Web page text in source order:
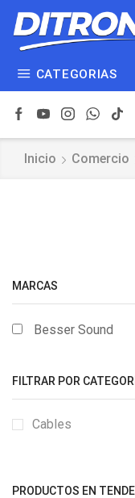
CATEGORIAS
Inicio Comercio
MARCAS
Besser Sound
FILTRAR POR
Cables
PRODUCTOS EN